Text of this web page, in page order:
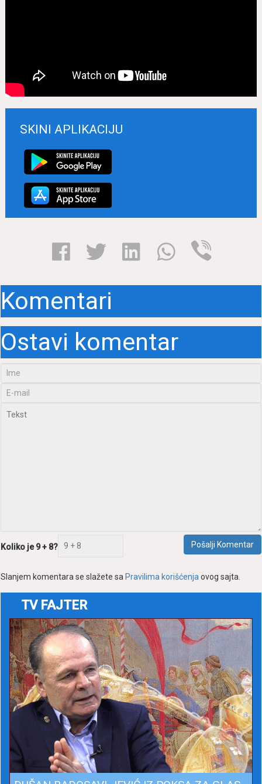
SKINI APLIKACIJU
Komentari
Ostavi komentar
Koliko je 9 + 8? Pošаlji Komentаr
Slаnjem komentаrа se slаžete sа Prаvilimа korišćenjа ovog sаjtа.
TV FAJTER